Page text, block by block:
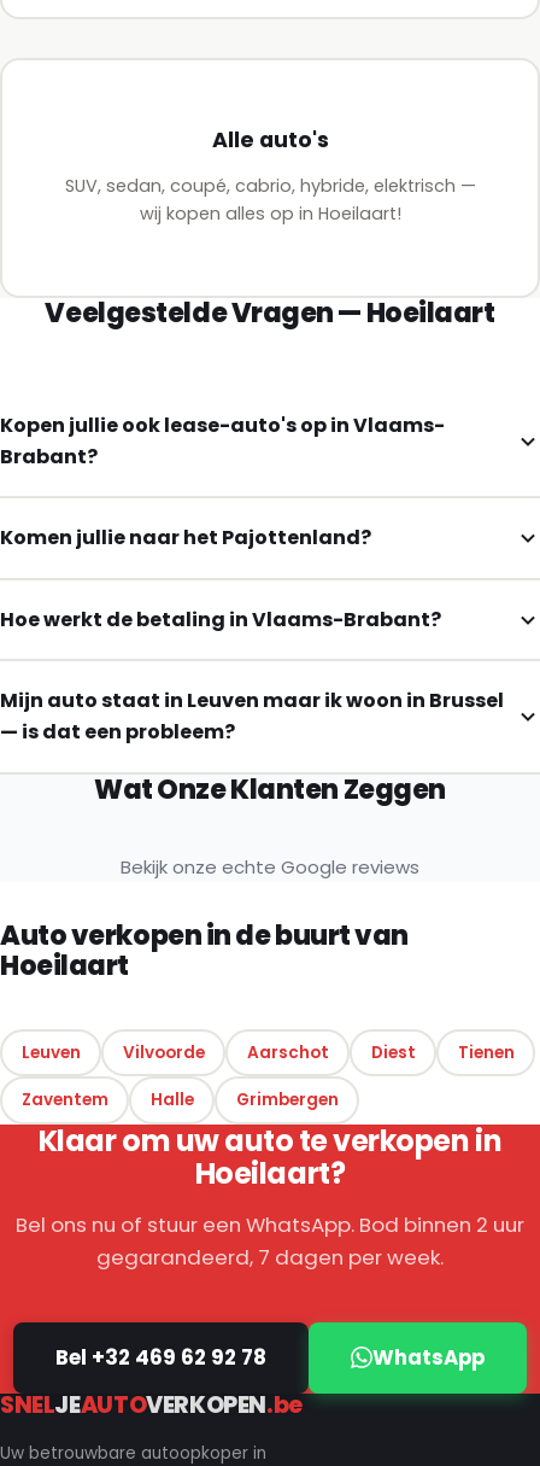
Alle auto's
SUV, sedan, coupé, cabrio, hybride, elektrisch —
wij kopen alles op in Hoeilaart!
Veelgestelde Vragen — Hoeilaart
Kopen jullie ook lease-auto's op in Vlaams-
Brabant?
Komen jullie naar het Pajottenland?
Hoe werkt de betaling in Vlaams-Brabant?
Mijn auto staat in Leuven maar ik woon in Brussel
— is dat een probleem?
Wat Onze Klanten Zeggen
Bekijk onze echte Google reviews
Auto verkopen in de buurt van
Hoeilaart
Leuven Vilvoorde Aarschot Diest Tienen
Zaventem Halle Grimbergen
Klaar om uw auto te verkopen in
Hoeilaart?
Bel ons nu of stuur een WhatsApp. Bod binnen 2 uur
gegarandeerd, 7 dagen per week.
Bel +32 469 62 92 78 WhatsApp
SNELJEAUTOVERKOPEN.be
Uw betrouwbare autoopkoper in